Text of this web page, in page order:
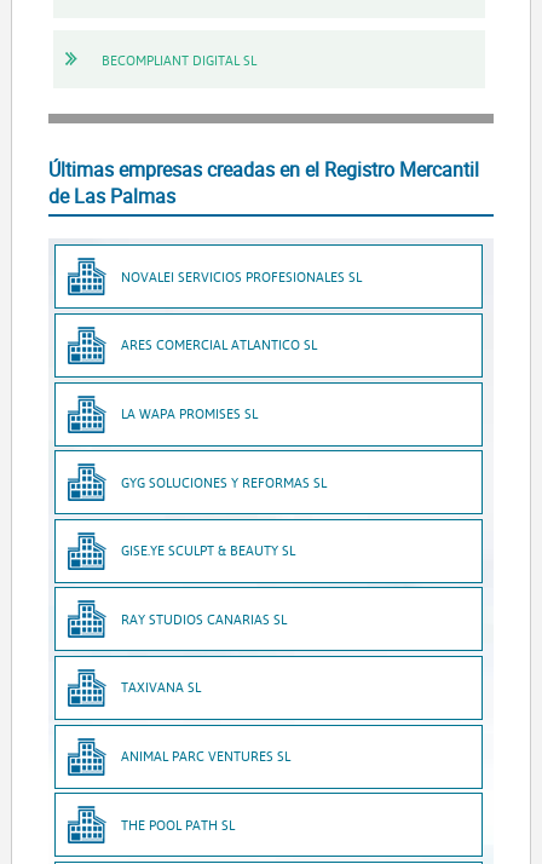
BECOMPLIANT DIGITAL SL
Últimas empresas creadas en el Registro Mercantil
de Las Palmas
NOVALEI SERVICIOS PROFESIONALES SL
ARES COMERCIAL ATLANTICO SL
LA WAPA PROMISES SL
GYG SOLUCIONES Y REFORMAS SL
GISE.YE SCULPT & BEAUTY SL
RAY STUDIOS CANARIAS SL
TAXIVANA SL
ANIMAL PARC VENTURES SL
THE POOL PATH SL